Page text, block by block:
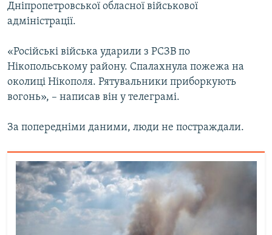
ДОЛУЧАЙСЯ!
Усі сайти RFE/RL
Дніпропетровської обласної військової
адміністрації.
«Російські війська ударили з РСЗВ по
Нікопольському району. Спалахнула пожежа на
околиці Нікополя. Рятувальники приборкують
вогонь», – написав він у телеграмі.
За попередніми даними, люди не постраждали.